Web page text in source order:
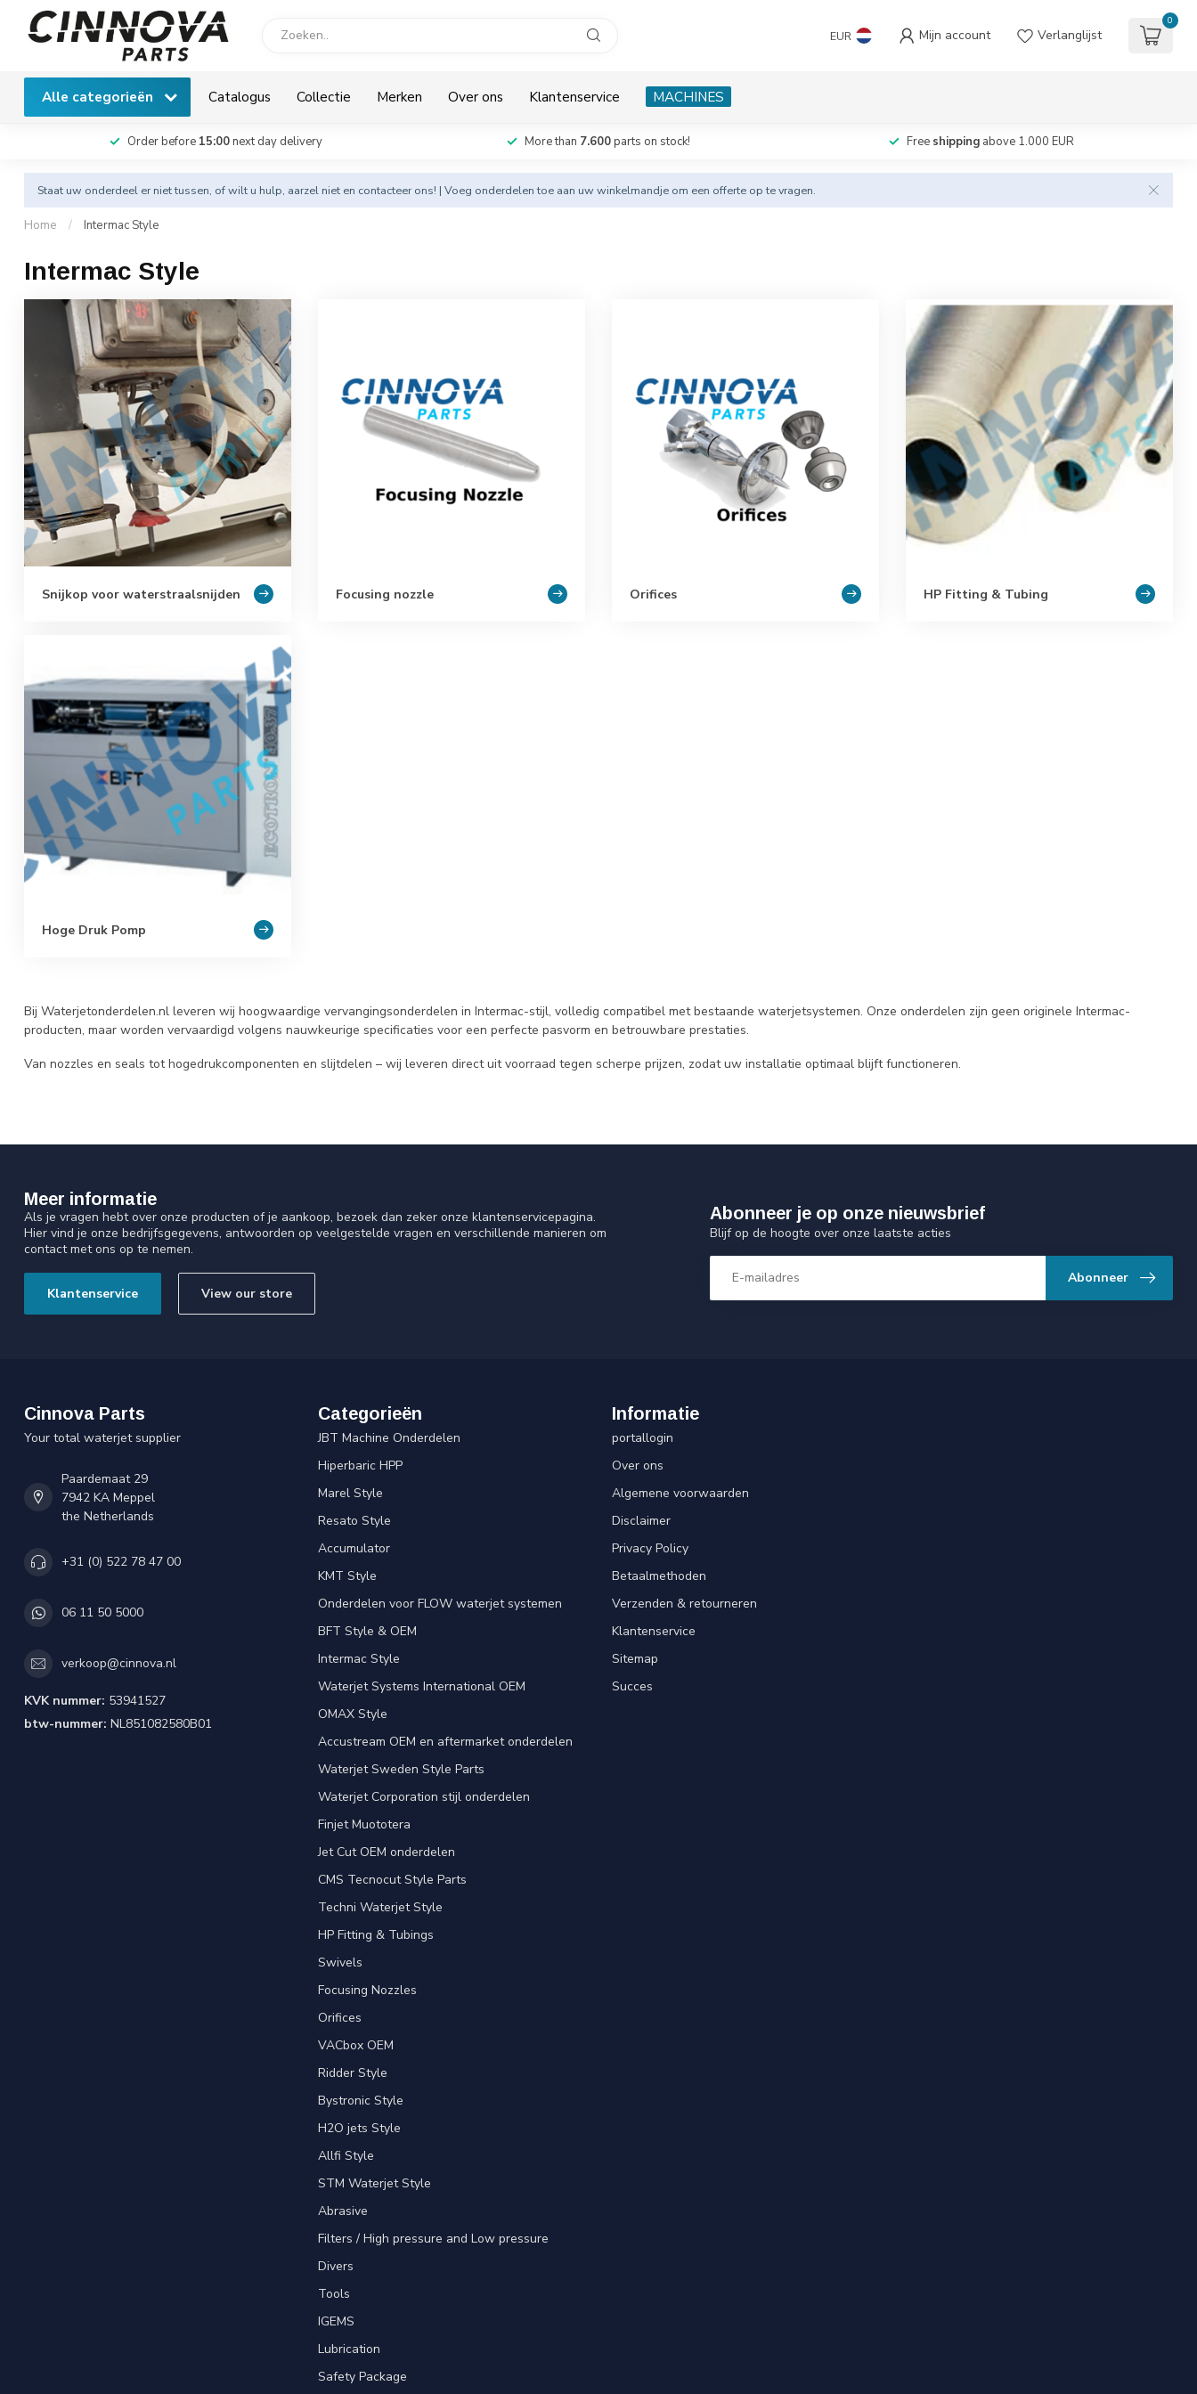
EUR Mijn account Verlanglijst
0
Alle categorieën Catalogus Collectie Merken Over ons Klantenservice MACHINES
Order before 15:00next day delivery More than 7.600parts on stock! Free shipping above 1.000 EUR
Staat uw onderdeel er niet tussen, of wilt u hulp, aarzel niet en contacteer ons! | Voeg onderdelen toe aan uw winkelmandje om een offerte op te vragen.
Home / Intermac Style
Intermac Style
Snijkop voor waterstraalsnijden Focusing nozzle Orifices HP Fitting & Tubing
Hoge Druk Pomp
Bij Waterjetonderdelen.nl leveren wij hoogwaardige vervangingsonderdelen in Intermac-stijl, volledig compatibel met bestaande waterjetsystemen. Onze onderdelen zijn geen originele Intermac-
producten, maar worden vervaardigd volgens nauwkeurige specificaties voor een perfecte pasvorm en betrouwbare prestaties.
Van nozzles en seals tot hogedrukcomponenten en slijtdelen – wij leveren direct uit voorraad tegen scherpe prijzen, zodat uw installatie optimaal blijft functioneren.
Meer informatie
Als je vragen hebt over onze producten of je aankoop, bezoek dan zeker onze klantenservicepagina.
Hier vind je onze bedrijfsgegevens, antwoorden op veelgestelde vragen en verschillende manieren om
contact met ons op te nemen.
Klantenservice View our store
Abonneer je op onze nieuwsbrief
Blijf op de hoogte over onze laatste acties
Abonneer
Cinnova Parts
Your total waterjet supplier
Paardemaat 29
7942 KA Meppel
the Netherlands
+31 (0) 522 78 47 00
06 11 50 5000
verkoop@cinnova.nl
KVK nummer: 53941527
btw-nummer: NL851082580B01
Categorieën
JBT Machine Onderdelen
Hiperbaric HPP
Marel Style
Resato Style
Accumulator
KMT Style
Onderdelen voor FLOW waterjet systemen
BFT Style & OEM
Intermac Style
Waterjet Systems International OEM
OMAX Style
Accustream OEM en aftermarket onderdelen
Waterjet Sweden Style Parts
Waterjet Corporation stijl onderdelen
Finjet Muototera
Jet Cut OEM onderdelen
CMS Tecnocut Style Parts
Techni Waterjet Style
HP Fitting & Tubings
Swivels
Focusing Nozzles
Orifices
VACbox OEM
Ridder Style
Bystronic Style
H2O jets Style
Allfi Style
STM Waterjet Style
Abrasive
Filters / High pressure and Low pressure
Divers
Tools
IGEMS
Lubrication
Safety Package
Informatie
portallogin
Over ons
Algemene voorwaarden
Disclaimer
Privacy Policy
Betaalmethoden
Verzenden & retourneren
Klantenservice
Sitemap
Succes